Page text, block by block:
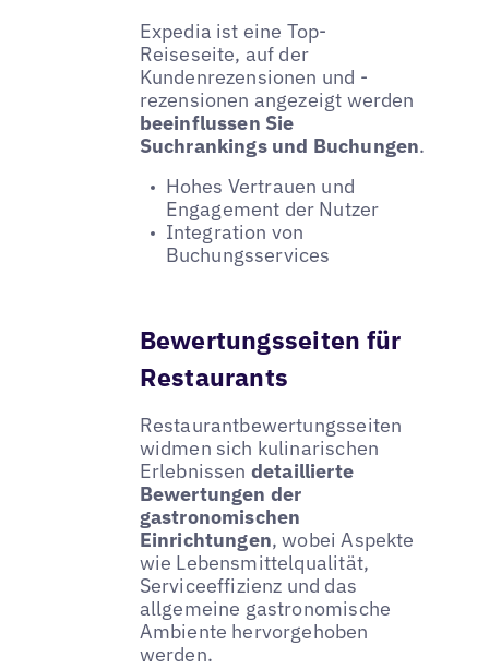
Expedia ist eine Top-
Reiseseite, auf der
Kundenrezensionen und -
rezensionen angezeigt werden
beeinflussen Sie
Suchrankings und Buchungen.
Hohes Vertrauen und
Engagement der Nutzer
Integration von
Buchungsservices
Bewertungsseiten für
Restaurants
Restaurantbewertungsseiten
widmen sich kulinarischen
Erlebnissen detaillierte
Bewertungen der
gastronomischen
Einrichtungen, wobei Aspekte
wie Lebensmittelqualität,
Serviceeffizienz und das
allgemeine gastronomische
Ambiente hervorgehoben
werden.